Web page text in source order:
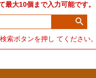
大10個まで入力可能です。
索ボタンを押し てください。